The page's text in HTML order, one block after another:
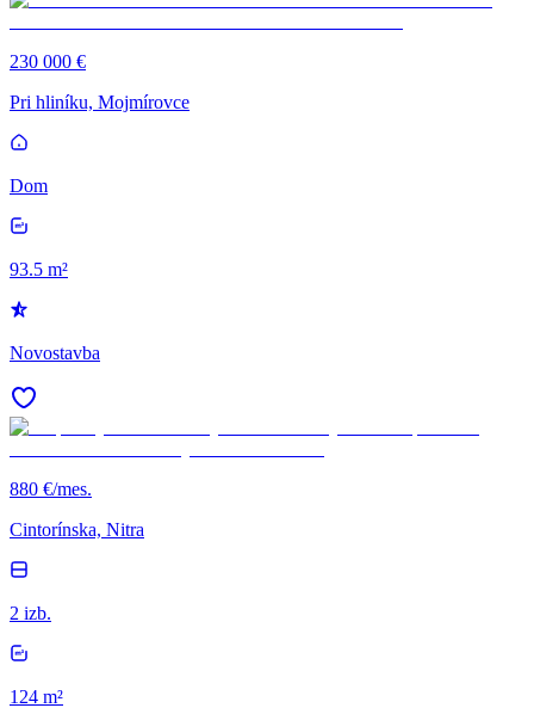
230 000 €
Pri hliníku, Mojmírovce
Dom
93.5 m²
Novostavba
880 €/mes.
Cintorínska, Nitra
2 izb.
124 m²